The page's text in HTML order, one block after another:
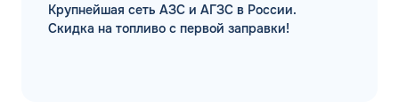
Крупнейшая сеть АЗС и АГЗС в России.
Скидка на топливо с первой заправки!